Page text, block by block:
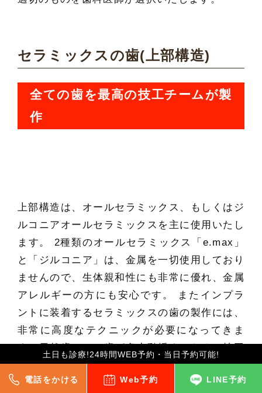
セラミックスの歯(上部構造)
全ての歯を最高の技工チームが製
作
上部構造は、オールセラミックス、もしくはジ
ルコニアオールセラミックスを主に使用いたし
ます。 2種類のオールセラミックス「e.max」
と「ジルコニア」は、金属を一切使用しており
ませんので、生体親和性にも非常に優れ、金属
アレルギーの方にも安心です。 またインプラ
ントに装着するセラミックスの歯の製作には、
非常に高度なテクニックが必要になってきま
す。天然歯では、歯が多少動揺するため、技工
物の幅に多少のずれがあっても影響は大きくあ
りません。しかし、インプラントの場合は天然
土日も診療!24時間WEB予約・当日予約可能!
電話をかける Web予約 LINE予約